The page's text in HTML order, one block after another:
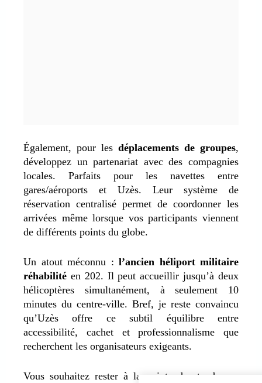
Également, pour les déplacements de groupes,
développez un partenariat avec des compagnies
locales. Parfaits pour les navettes entre
gares/aéroports et Uzès. Leur système de
réservation centralisé permet de coordonner les
arrivées même lorsque vos participants viennent
de différents points du globe.
Un atout méconnu : l’ancien héliport militaire
réhabilité en 202. Il peut accueillir jusqu’à deux
hélicoptères simultanément, à seulement 10
minutes du centre-ville. Bref, je reste convaincu
qu’Uzès offre ce subtil équilibre entre
accessibilité, cachet et professionnalisme que
recherchent les organisateurs exigeants.
Vous souhaitez rester à la pointe des tendances